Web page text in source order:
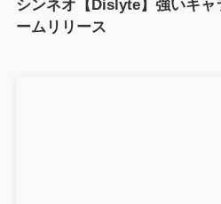
シンネオ【Dislyte】強いキ
ームリリース